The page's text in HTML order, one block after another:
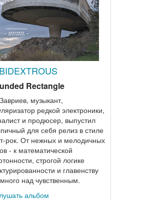
Rectangle
музыкант,
редкой электроники,
и продюсер, выпустил
для себя релиз в стиле
рок. От нежных и мелодичных
- к математической
строгой логике
и главенству
над чувственным.
альбом